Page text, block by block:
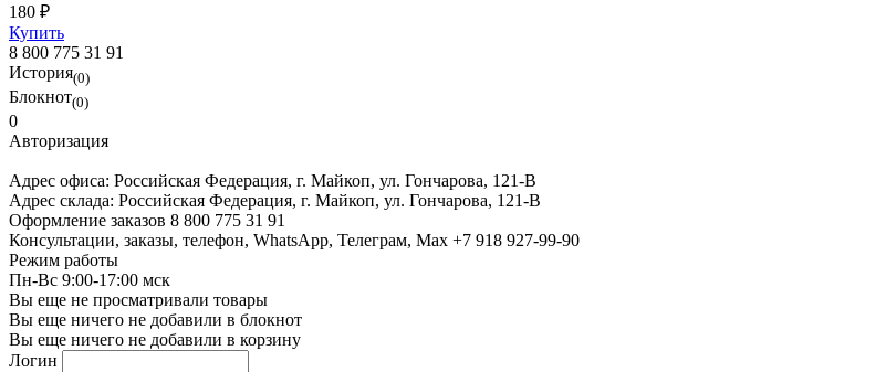
180 ₽
Купить
8 800 775 31 91
История(0)
Блокнот(0)
0
Авторизация
Адрес офиса: Российская Федерация, г. Майкоп, ул. Гончарова, 121-В
Адрес склада: Российская Федерация, г. Майкоп, ул. Гончарова, 121-В
Оформление заказов 8 800 775 31 91
Консультации, заказы, телефон, WhatsApp, Телеграм, Мах +7 918 927-99-90
Режим работы
Пн-Вс 9:00-17:00 мск
Вы еще не просматривали товары
Вы еще ничего не добавили в блокнот
Вы еще ничего не добавили в корзину
Логин